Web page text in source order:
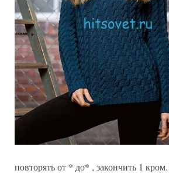
повторять от * до* , закончить 1